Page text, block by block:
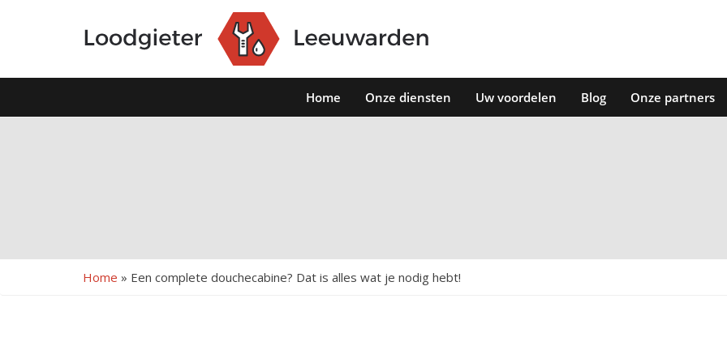
Home Onze diensten Uw voordelen Blog Onze partners
Home » Een complete douchecabine? Dat is alles wat je nodig hebt!